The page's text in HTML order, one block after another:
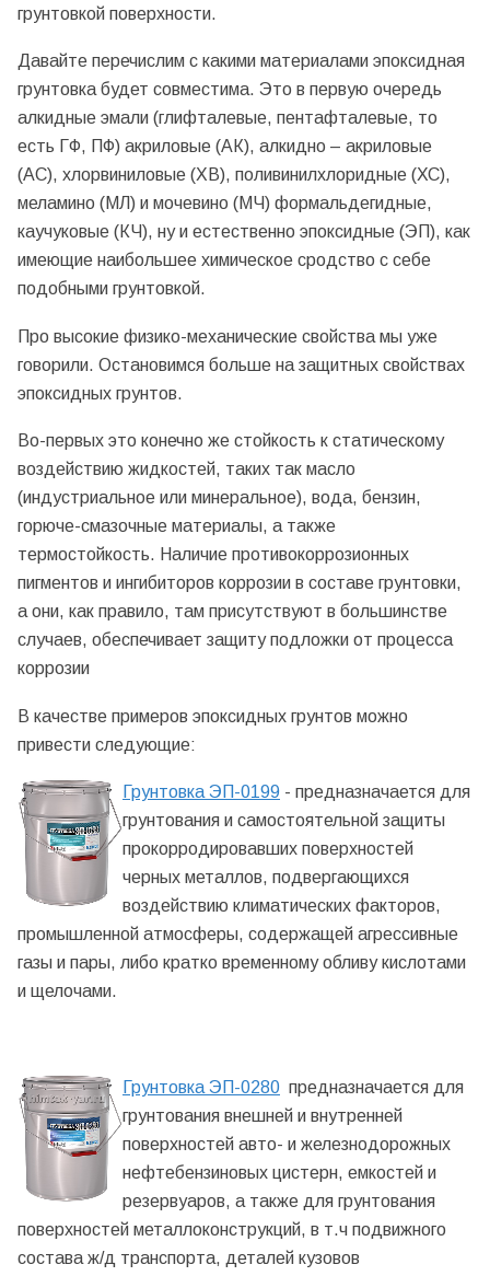
грунтовкой поверхности.
Давайте перечислим с какими материалами эпоксидная
грунтовка будет совместима. Это в первую очередь
алкидные эмали (глифталевые, пентафталевые, то
есть ГФ, ПФ) акриловые (АК), алкидно – акриловые
(АС), хлорвиниловые (ХВ), поливинилхлоридные (ХС),
меламино (МЛ) и мочевино (МЧ) формальдегидные,
каучуковые (КЧ), ну и естественно эпоксидные (ЭП), как
имеющие наибольшее химическое сродство с себе
подобными грунтовкой.
Про высокие физико-механические свойства мы уже
говорили. Остановимся больше на защитных свойствах
эпоксидных грунтов.
Во-первых это конечно же стойкость к статическому
воздействию жидкостей, таких так масло
(индустриальное или минеральное), вода, бензин,
горюче-смазочные материалы, а также
термостойкость. Наличие противокоррозионных
пигментов и ингибиторов коррозии в составе грунтовки,
а они, как правило, там присутствуют в большинстве
случаев, обеспечивает защиту подложки от процесса
коррозии
В качестве примеров эпоксидных грунтов можно
привести следующие:
Грунтовка ЭП-0199 - предназначается для
грунтования и самостоятельной защиты
прокорродировавших поверхностей
черных металлов, подвергающихся
воздействию климатических факторов,
промышленной атмосферы, содержащей агрессивные
газы и пары, либо кратко временному обливу кислотами
и щелочами.
Грунтовка ЭП-0280 предназначается для
грунтования внешней и внутренней
поверхностей авто- и железнодорожных
нефтебензиновых цистерн, емкостей и
резервуаров, а также для грунтования
поверхностей металлоконструкций, в т.ч подвижного
состава ж/д транспорта, деталей кузовов